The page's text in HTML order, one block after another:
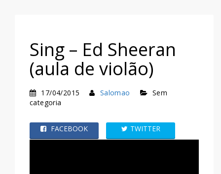
Sing – Ed Sheeran
(aula de violão)
17/04/2015 Salomao
Sem
categoria
FACEBOOK TWITTER